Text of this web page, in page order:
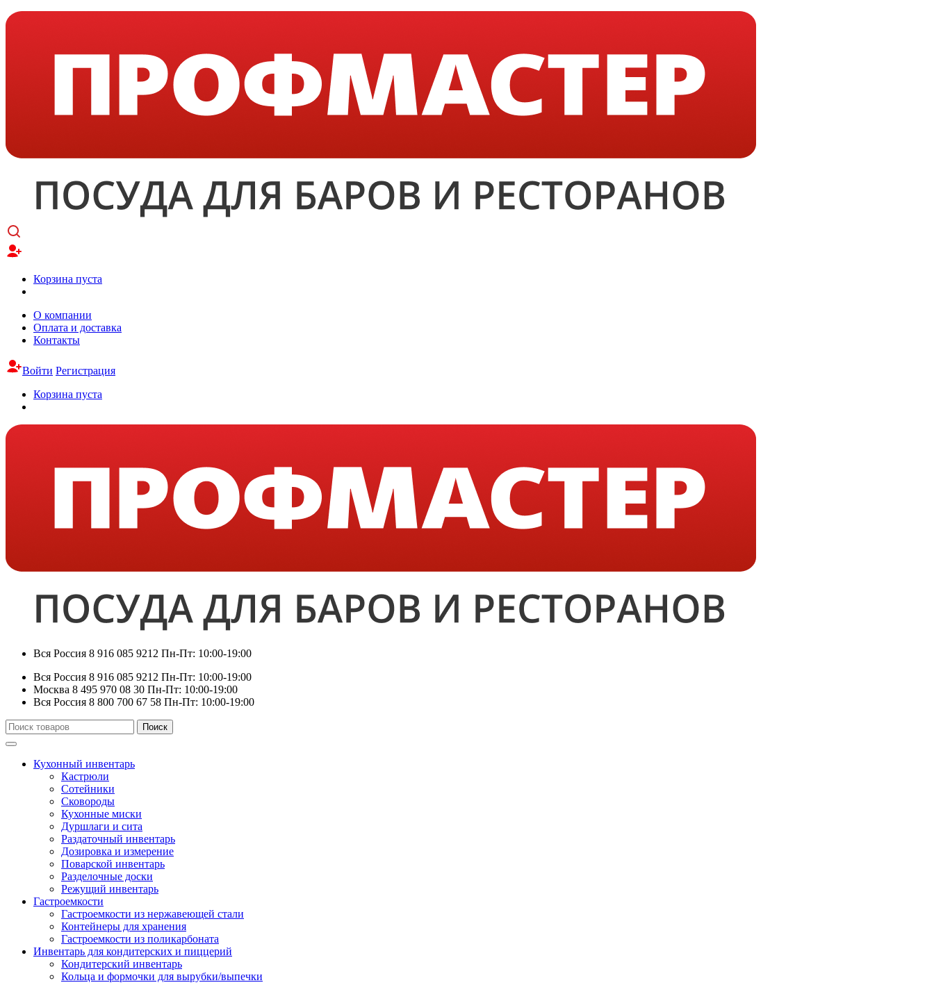
Корзина пуста
О компании
Оплата и доставка
Контакты
Войти Регистрация
Корзина пуста
Вся Россия 8 916 085 9212 Пн-Пт: 10:00-19:00
Вся Россия 8 916 085 9212 Пн-Пт: 10:00-19:00
Москва 8 495 970 08 30 Пн-Пт: 10:00-19:00
Вся Россия 8 800 700 67 58 Пн-Пт: 10:00-19:00
Искать:
Поиск
Кухонный инвентарь
Кастрюли
Сотейники
Сковороды
Кухонные миски
Дуршлаги и сита
Раздаточный инвентарь
Дозировка и измерение
Поварской инвентарь
Разделочные доски
Режущий инвентарь
Гастроемкости
Гастроемкости из нержавеющей стали
Контейнеры для хранения
Гастроемкости из поликарбоната
Инвентарь для кондитерских и пиццерий
Кондитерский инвентарь
Кольца и формочки для вырубки/выпечки